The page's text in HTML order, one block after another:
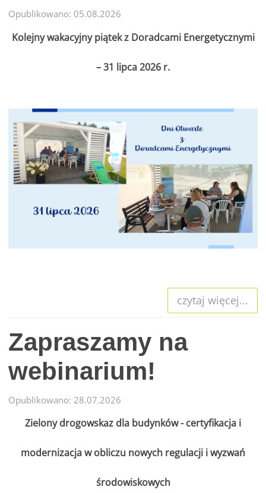
Opublikowano: 05.08.2026
Kolejny wakacyjny piątek z Doradcami Energetycznymi
– 31 lipca 2026 r.
czytaj więcej...
Zapraszamy na
webinarium!
Opublikowano: 28.07.2026
Zielony drogowskaz dla budynków - certyfikacja i
modernizacja w obliczu nowych regulacji i wyzwań
środowiskowych